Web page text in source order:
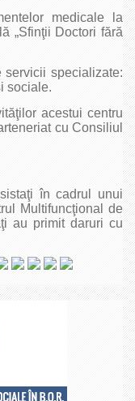
medicale la
„Sfinţii Doctori fără
servicii specializate:
sociale.
acestui centru
cu Consiliul
în cadrul unui
Multifuncţional de
au primit daruri cu